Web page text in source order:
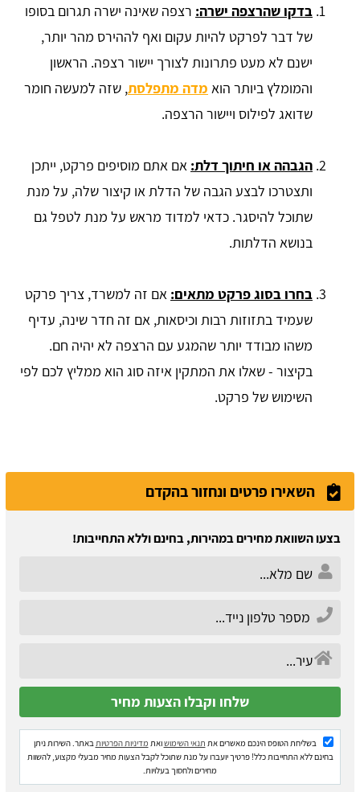
בדקו שהרצפה ישרה: רצפה שאינה ישרה תגרום בסופו
של דבר לפרקט להיות עקום ואף לההירס מהר יותר,
ישנם לא מעט פתרונות לצורך יישור רצפה. הראשון
והמומלץ ביותר הוא מדה מתפלסת, שזה למעשה חומר
שדואג לפילוס ויישור הרצפה.
הגבהה או חיתוך דלת: אם אתם מוסיפים פרקט, ייתכן
ותצטרכו לבצע הגבה של הדלת או קיצור שלה, על מנת
שתוכל להיסגר. כדאי למדוד מראש על מנת לטפל גם
בנושא הדלתות.
בחרו בסוג פרקט מתאים: אם זה למשרד, צריך פרקט
שעמיד בתזוזות רבות וכיסאות, אם זה חדר שינה, עדיף
משהו מבודד יותר שהמגע עם הרצפה לא יהיה חם.
בקיצור - שאלו את המתקין איזה סוג הוא ממליץ לכם לפי
השימוש של פרקט.
השאירו פרטים ונחזור בהקדם
בצעו השוואת מחירים במהירות, בחינם וללא התחייבות!
בשליחת הטופס הינכם מאשרים את תנאי השימושואת מדיניות הפרטיות באתר. השירות ניתן
בחינם ללא התחייבות כלל! פרטיך יועברו על מנת שתוכל לקבל הצעות מחיר מבעלי מקצוע, להשוות
מחירים ולחסוך בעלויות.